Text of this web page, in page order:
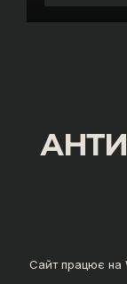
Сайт працює на